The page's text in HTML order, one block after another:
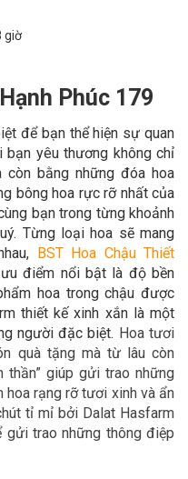
giờ
Phúc 179
để bạn thể hiện sự quan
bạn yêu thương không chỉ
bằng những đóa hoa
bông hoa rực rỡ nhất của
bạn trong từng khoảnh
Từng loại hoa sẽ mang
BST Hoa Chậu Thiết
điểm nổi bật là độ bền
hoa trong chậu được
thiết kế xinh xắn là một
người đặc biệt. Hoa tươi
quà tặng mà từ lâu còn
giúp gửi trao những
hoa rạng rỡ tươi xinh và ẩn
tỉ mỉ bởi Dalat Hasfarm
gửi trao những thông điệp